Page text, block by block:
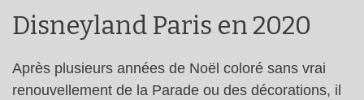
Disneyland Paris en 2020
Après plusieurs années de Noël coloré sans vrai
renouvellement de la Parade ou des décorations, il